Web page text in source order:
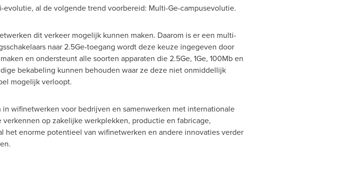
al de volgende trend voorbereid: Multi-Ge-campusevolutie.
dit verkeer mogelijk kunnen maken. Daarom is er een multi-
naar 2.5Ge-toegang wordt deze keuze ingegeven door
en ondersteunt alle soorten apparaten die 2.5Ge, 1Ge, 100Mb en
bekabeling kunnen behouden waar ze deze niet onmiddellijk
mogelijk verloopt.
wifinetwerken voor bedrijven en samenwerken met internationale
op zakelijke werkplekken, productie en fabricage,
enorme potentieel van wifinetwerken en andere innovaties verder